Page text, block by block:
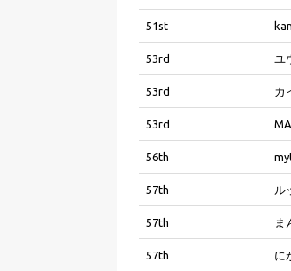
51st
53rd ユ
53rd カ
53rd
56th
57th ル
57th ま
57th に